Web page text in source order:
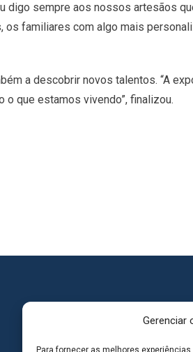
Gerenciar
Para fornecer as melhores
digo sempre aos nossos artesãos
familiares com algo mais
a descobrir novos talentos. “A
que estamos vivendo”, finalizou.